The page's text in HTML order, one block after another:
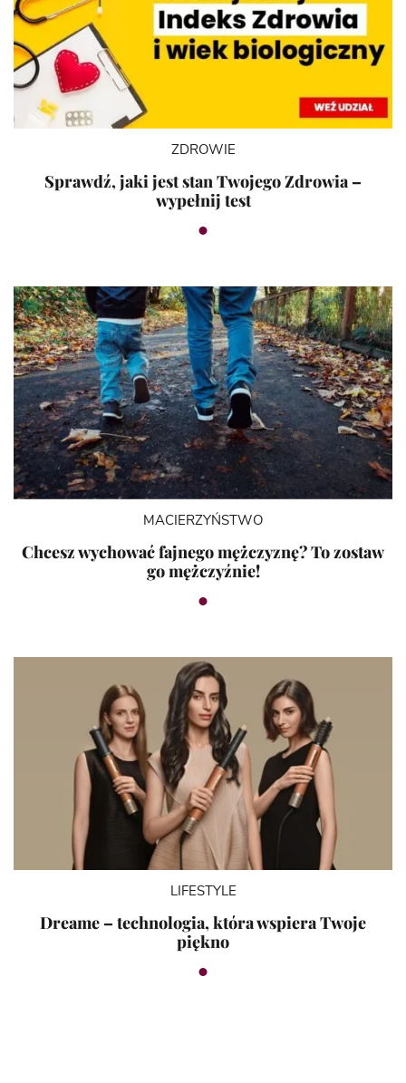
ZDROWIE
Sprawdź, jaki jest stan Twojego Zdrowia –
wypełnij test
MACIERZYŃSTWO
Chcesz wychować fajnego mężczyznę? To zostaw
go mężczyźnie!
LIFESTYLE
Dreame – technologia, która wspiera Twoje
piękno